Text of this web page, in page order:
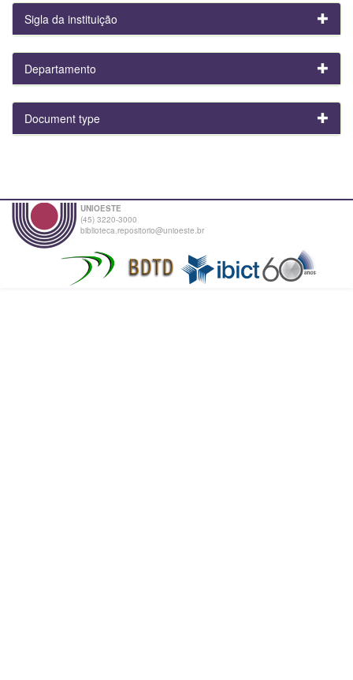
Sigla da instituição
Departamento
Document type
UNIOESTE
(45) 3220-3000
biblioteca.repositorio@unioeste.br